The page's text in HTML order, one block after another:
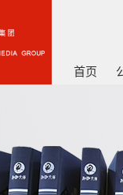
首页